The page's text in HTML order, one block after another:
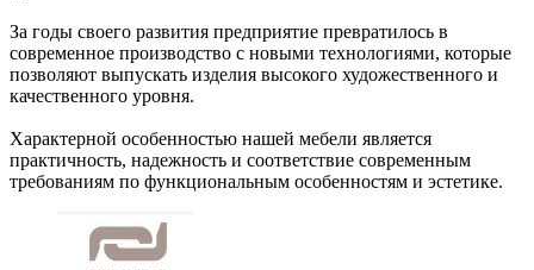
За годы своего развития предприятие превратилось в
современное производство с новыми технологиями, которые
позволяют выпускать изделия высокого художественного и
качественного уровня.
Характерной особенностью нашей мебели является
практичность, надежность и соответствие современным
требованиям по функциональным особенностям и эстетике.